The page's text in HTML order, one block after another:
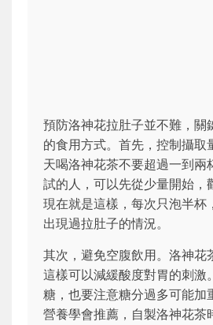
預防洛神花拉肚子並不難，關
的食用方式。首先，控制攝取
天喝洛神花茶不要超過一到兩
試的人，可以先從少量開始，
現在就是這樣，每次只泡半杯
出現過拉肚子的情況。
其次，避免空腹飲用。洛神花
這樣可以減緩酸度對胃的刺激
糖，也要注意糖分過多可能加
營養學會推薦，自製洛神花茶